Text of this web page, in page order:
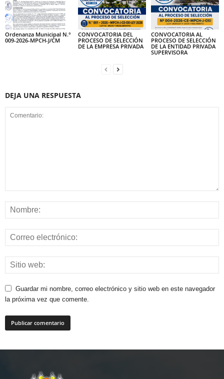
Ordenanza Municipal N.°
009-2026-MPCH-J/CM
CONVOCATORIA DEL
PROCESO DE SELECCIÓN
DE LA EMPRESA PRIVADA
CONVOCATORIA AL
PROCESO DE SELECCIÓN
DE LA ENTIDAD PRIVADA
SUPERVISORA
DEJA UNA RESPUESTA
Guardar mi nombre, correo electrónico y sitio web en este navegador
la próxima vez que comente.